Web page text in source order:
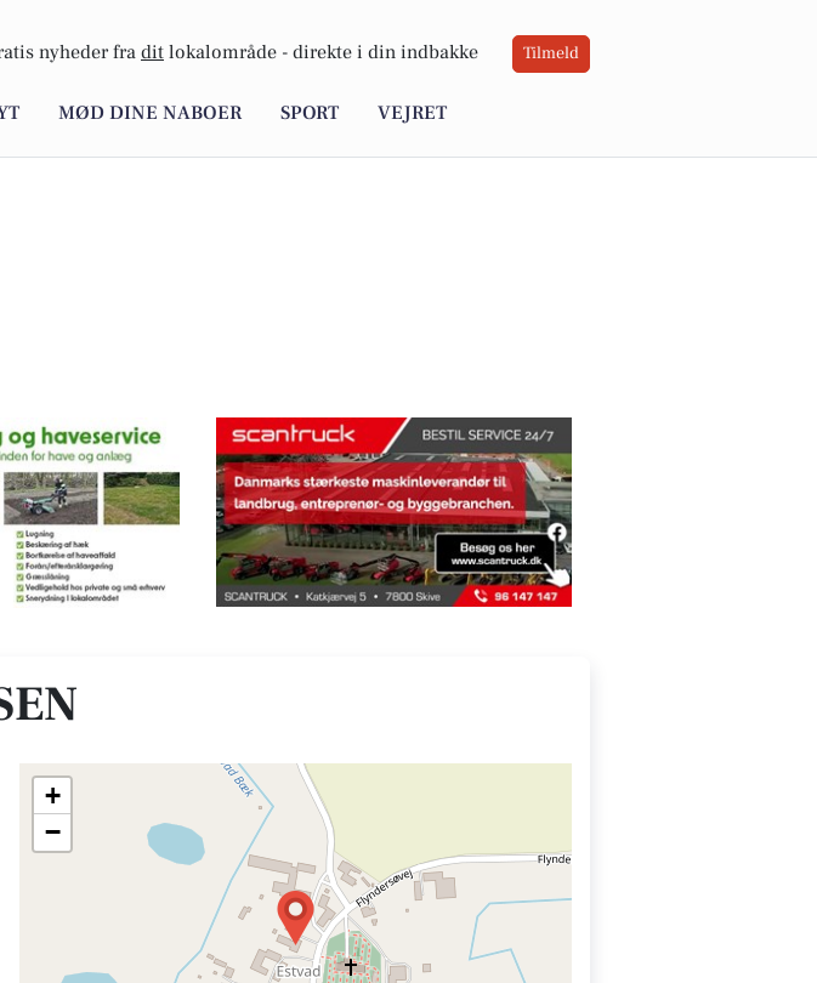
nyheder fra dit lokalområde - direkte i din indbakke Tilmeld
MØD DINE NABOER SPORT VEJRET
+
−